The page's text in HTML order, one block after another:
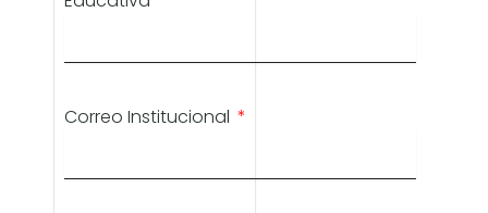
Correo Institucional